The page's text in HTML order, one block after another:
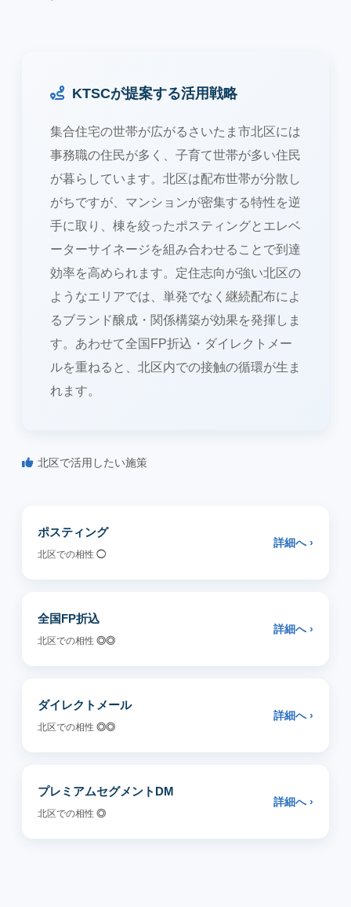
KTSCが提案する活用戦略
集合住宅の世帯が広がるさいたま市北区には
事務職の住民が多く、子育て世帯が多い住民
が暮らしています。北区は配布世帯が分散し
がちですが、マンションが密集する特性を逆
手に取り、棟を絞ったポスティングとエレベ
ーターサイネージを組み合わせることで到達
効率を高められます。定住志向が強い北区の
ようなエリアでは、単発でなく継続配布によ
るブランド醸成・関係構築が効果を発揮しま
す。あわせて全国FP折込・ダイレクトメー
ルを重ねると、北区内での接触の循環が生ま
れます。
北区で活用したい施策
ポスティング
北区での相性 ◯
詳細へ ›
全国FP折込
北区での相性 ◎◎
詳細へ ›
ダイレクトメール
北区での相性 ◎◎
詳細へ ›
プレミアムセグメントDM
北区での相性 ◎
詳細へ ›